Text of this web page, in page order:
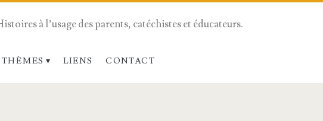
à l’usage des parents, catéchistes et éducateurs.
LIENS CONTACT